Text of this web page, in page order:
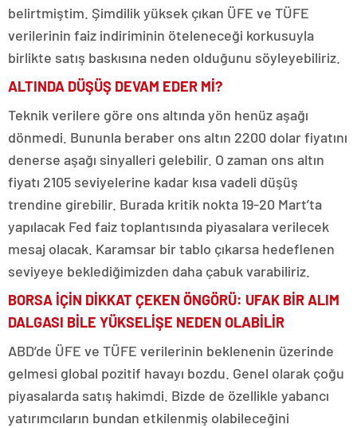
belirtmiştim. Şimdilik yüksek çıkan ÜFE ve TÜFE
verilerinin faiz indiriminin öteleneceği korkusuyla
birlikte satış baskısına neden olduğunu söyleyebiliriz.
ALTINDA DÜŞÜŞ DEVAM EDER Mİ?
Teknik verilere göre ons altında yön henüz aşağı
dönmedi. Bununla beraber ons altın 2200 dolar fiyatını
denerse aşağı sinyalleri gelebilir. O zaman ons altın
fiyatı 2105 seviyelerine kadar kısa vadeli düşüş
trendine girebilir. Burada kritik nokta 19-20 Mart’ta
yapılacak Fed faiz toplantısında piyasalara verilecek
mesaj olacak. Karamsar bir tablo çıkarsa hedeflenen
seviyeye beklediğimizden daha çabuk varabiliriz.
BORSA İÇİN DİKKAT ÇEKEN ÖNGÖRÜ: UFAK BİR ALIM
DALGASI BİLE YÜKSELİŞE NEDEN OLABİLİR
ABD’de ÜFE ve TÜFE verilerinin beklenenin üzerinde
gelmesi global pozitif havayı bozdu. Genel olarak çoğu
piyasalarda satış hakimdi. Bizde de özellikle yabancı
yatırımcıların bundan etkilenmiş olabileceğini